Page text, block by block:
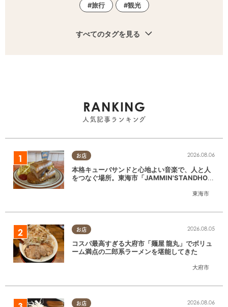
旅行 観光
すべてのタグを見る
RANKING
人気記事ランキング
お店
東海市
2026.08.06
本格キューバサンドと心地よい音楽で、人と人
をつなぐ場所。東海市「JAMMIN'STANDHOU
お店
大府市
2026.08.05
コスパ最高すぎる大府市「麺屋 龍丸」でボリュ
ーム満点の二郎系ラーメンを堪能してきた
お店 2026.08.06